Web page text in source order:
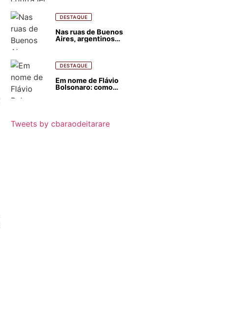
florestais
DESTAQUE
Nas ruas de Buenos
Aires, argentinos
DESTAQUE
Em nome de Flávio
Bolsonaro: como
Tweets by cbaraodeitarare